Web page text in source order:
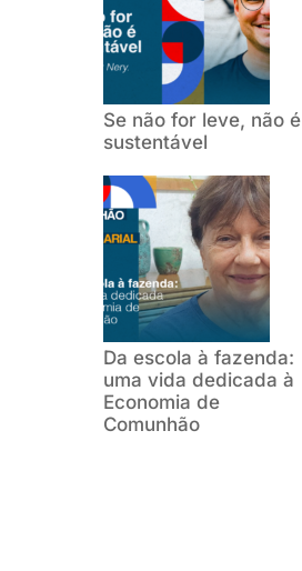
Se não for leve, não é
sustentável
Da escola à fazenda:
uma vida dedicada à
Economia de
Comunhão